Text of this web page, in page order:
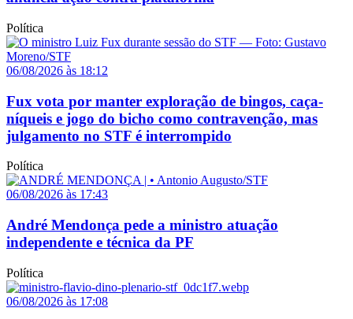
Política
06/08/2026 às 18:12
Fux vota por manter exploração de bingos, caça-
níqueis e jogo do bicho como contravenção, mas
julgamento no STF é interrompido
Política
06/08/2026 às 17:43
André Mendonça pede a ministro atuação
independente e técnica da PF
Política
06/08/2026 às 17:08